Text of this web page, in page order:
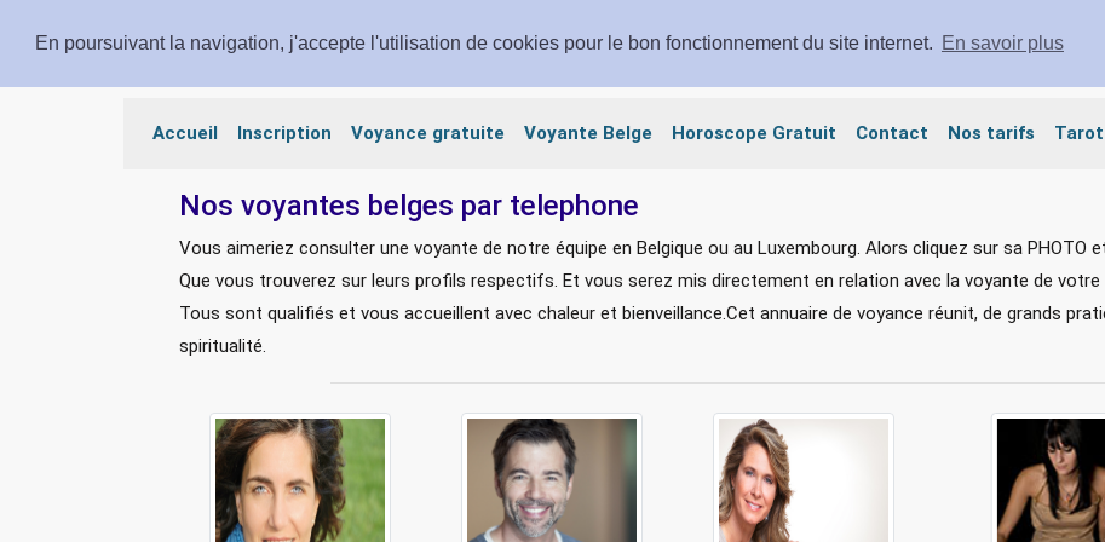
En poursuivant la navigation, j'accepte l'utilisation de cookies pour le bon fonctionnement du site internet. En savoir plus
Voyance Prestige
Accueil Inscription Voyance gratuite Voyante Belge Horoscope Gratuit Contact Nos tarifs
Nos voyantes belges par telephone
Vous aimeriez consulter une voyante de notre équipe en Belgique ou au Luxembourg. Alors cliquez sur sa PHOTO
Que vous trouverez sur leurs profils respectifs. Et vous serez mis directement en relation avec la voyante de votre
Tous sont qualifiés et vous accueillent avec chaleur et bienveillance.Cet annuaire de voyance réunit, de grands
spiritualité.